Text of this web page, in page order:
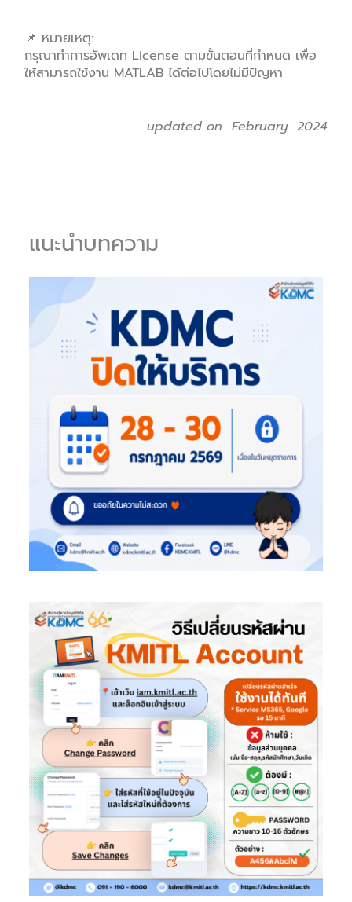
📌 หมายเหตุ:
กรุณาทำการอัพเดท License ตามขั้นตอนที่กำหนด เพื่อ
ให้สามารถใช้งาน MATLAB ได้ต่อไปโดยไม่มีปัญหา
updated on February 2024
แนะนำบทความ